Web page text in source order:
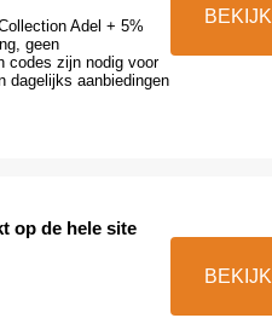
Adel + 5%
geen
codes zijn nodig voor
dagelijks aanbiedingen
op de hele site